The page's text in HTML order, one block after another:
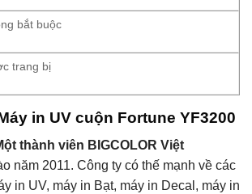
bắt buộc
trang bị
in UV cuộn Fortune YF3200
thành viên BIGCOLOR Việt
năm 2011. Công ty có thế mạnh về các
in UV, máy in Bạt, máy in Decal, máy in